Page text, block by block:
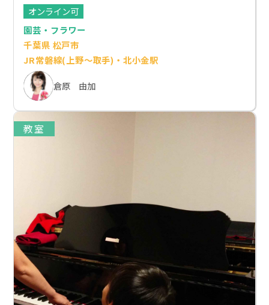
オンライン可
園芸・フラワー
千葉県 松戸市
JR常磐線(上野～取手)・北小金駅
倉原 由加
教室